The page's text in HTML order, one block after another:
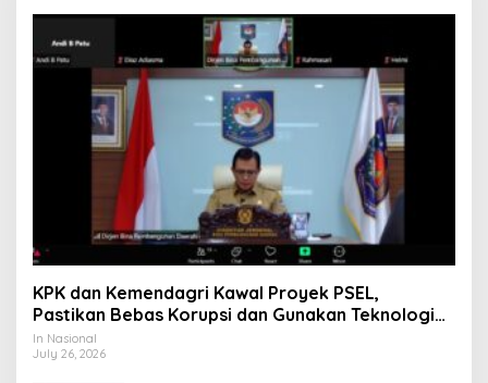
KPK dan Kemendagri Kawal Proyek PSEL,
Pastikan Bebas Korupsi dan Gunakan Teknologi
Ramah Lingkungan
In Nasional
July 26, 2026